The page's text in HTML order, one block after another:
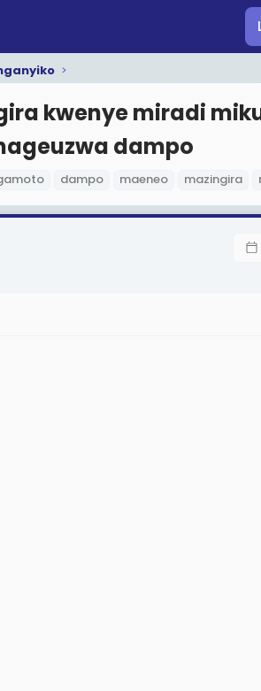
kwenye miradi
dampo
dampo maeneo mazingira